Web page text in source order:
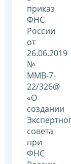
приказ
ФНС
России
от
26.06.2019
№
ММВ-7-
22/326@
«О
создании
совета
при
ФНС